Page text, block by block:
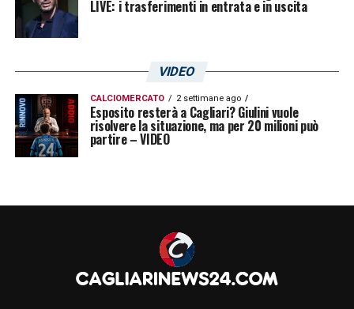
forse sarebbe stato più comprensibile».
LIVE: i trasferimenti in entrata e in uscita
VIDEO
CALCIOMERCATO 2 settimane ago
Esposito resterà a Cagliari? Giulini vuole
risolvere la situazione, ma per 20 milioni può
partire – VIDEO